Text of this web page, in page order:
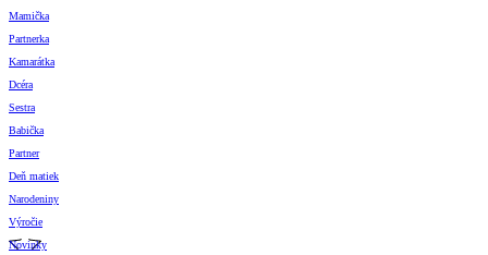
Mamička
Partnerka
Kamarátka
Dcéra
Sestra
Babička
Partner
Deň matiek
Narodeniny
Výročie
Novinky